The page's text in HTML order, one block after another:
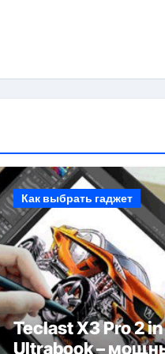
Как выбрать гаджет
Teclast X3 Pro 2 in
Ultrabook –